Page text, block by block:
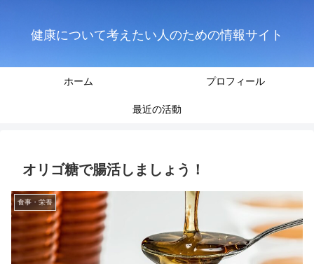
健康について考えたい人のための情報サイト
ホーム プロフィール
最近の活動
オリゴ糖で腸活しましょう！
食事・栄養